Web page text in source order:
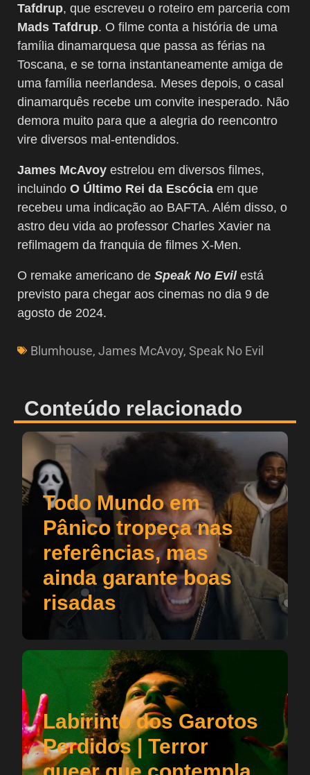
Tafdrup, que escreveu o roteiro em parceria com
Mads Tafdrup. O filme conta a história de uma
família dinamarquesa que passa as férias na
Toscana, e se torna instantaneamente amiga de
uma família neerlandesa. Meses depois, o casal
dinamarquês recebe um convite inesperado. Não
demora muito para que a alegria do reencontro
vire diversos mal-entendidos.
James McAvoy estrelou em diversos filmes,
incluindo O Último Rei da Escócia em que
recebeu uma indicação ao BAFTA. Além disso, o
astro deu vida ao professor Charles Xavier na
refilmagem da franquia de filmes X-Men.
O remake americano de Speak No Evil está
previsto para chegar aos cinemas no dia 9 de
agosto de 2024.
Blumhouse, James McAvoy, Speak No Evil
Conteúdo relacionado
Todo Mundo em
Pânico tropeça nas
referências, mas
ainda garante boas
risadas
Labirinto dos Garotos
Perdidos | Terror